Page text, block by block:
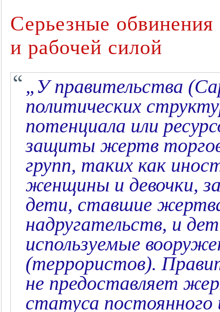
Серьезные
и рабочей силой
„У правительства
политических
потенциала или
защиты жертв
групп, таких как
женщины и девочки,
дети, ставшие
надругательств, и
используемые
(террористов).
не предоставляет
статуса постоянного